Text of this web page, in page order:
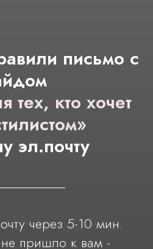
письмо с
тех, кто хочет
эл.почту
через 5-10 мин.
пришло к вам -